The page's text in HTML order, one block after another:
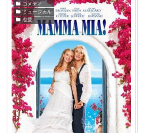
コメディ
ミュージカル
恋愛